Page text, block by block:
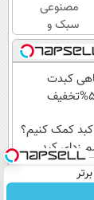
نشناستت
مصنوعی
سبک و
مقاوم
می‌خوای؟
پرداخت
اقساطی
داریم!😍
| 📍تهران
کبدت
کمک کنیم؟
زدای کبد